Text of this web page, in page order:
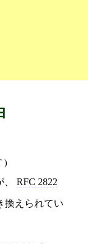
)
、 RFC 2822
換えられてい